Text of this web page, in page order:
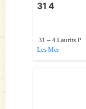
31 4
31 – 4 Laurits P
Les Mer